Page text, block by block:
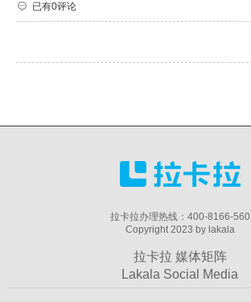
已有0评论
拉卡拉办理热线：400-8166-560
Copyright 2023 by lakala
拉卡拉 媒体矩阵
Lakala Social Media